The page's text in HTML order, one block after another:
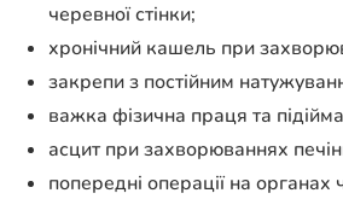
черевної стінки;
хронічний кашель при
закрепи з постійним
важка фізична праця та
асцит при захворюваннях
попередні операції на органах